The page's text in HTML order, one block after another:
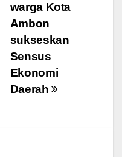
warga Kota
Ambon
sukseskan
Sensus
Ekonomi
Daerah